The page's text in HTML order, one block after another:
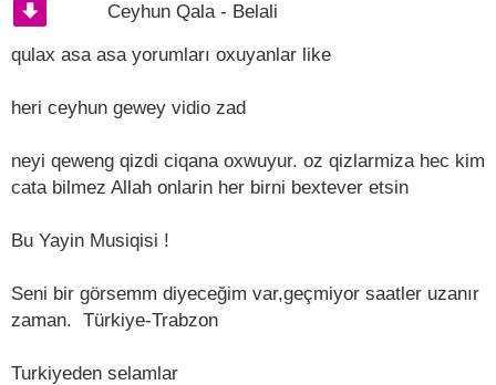
Ceyhun Qala - Belali
qulax asa asa yorumları oxuyanlar like
heri ceyhun gewey vidio zad
neyi qeweng qizdi ciqana oxwuyur. oz qizlarmiza hec kim
cata bilmez Allah onlarin her birni bextever etsin
Bu Yayin Musiqisi !
Seni bir görsemm diyeceğim var,geçmiyor saatler uzanır
zaman. ️ Türkiye-Trabzon
Turkiyeden selamlar